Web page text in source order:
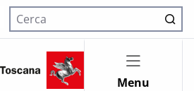
Cerca nel sito
Menu